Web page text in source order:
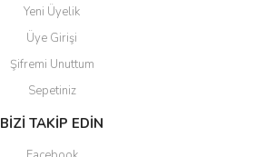
Yeni Üyelik
Üye Girişi
Şifremi Unuttum
Sepetiniz
BİZİ TAKİP EDİN